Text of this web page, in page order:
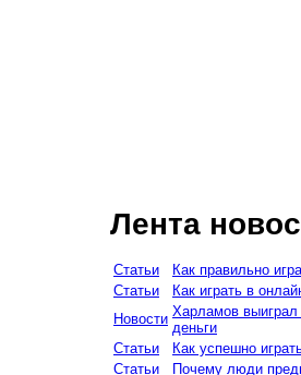
Лента
Статьи
Как правильно
Статьи
Как играть в
Новости Харламов выиграл
деньги
Статьи
Как успешно
Статьи
Почему люди